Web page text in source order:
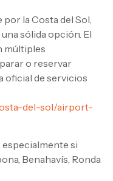
la Costa del Sol,
sólida opción. El
múltiples
o reservar
oficial de servicios
del-sol/airport-
si
Benahavís, Ronda